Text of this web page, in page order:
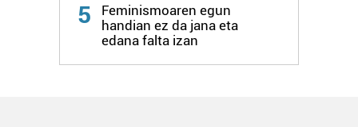
5
Feminismoaren egun
handian ez da jana eta
edana falta izan